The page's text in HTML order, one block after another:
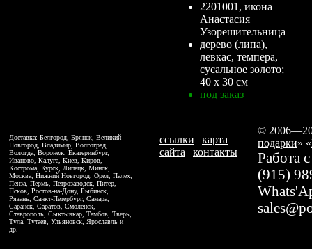
2201001, икона
Анастасия
Узорешительница
дерево (липа),
левкас, темпера,
сусальное золото;
40 х 30 см
под заказ
Доставка: Белгород, Брянск, Великий
Новгород, Владимир, Волгоград,
Вологда, Воронеж, Екатеринбург,
Иваново, Калуга, Киев, Киров,
Кострома, Курск, Липецк, Минск,
Москва, Нижний Новгород, Орел, Палех,
Пенза, Пермь, Петрозаводск, Питер,
Псков, Ростов-на-Дону, Рыбинск,
Рязань, Санкт-Петербург, Самара,
Саранск, Саратов, Смоленск,
Ставрополь, Сыктывкар, Тамбов, Тверь,
Тула, Тутаев, Ульяновск, Ярославль и
др.
ссылки | карта
сайта | контакты
©
подарки» «
Работа
(915)